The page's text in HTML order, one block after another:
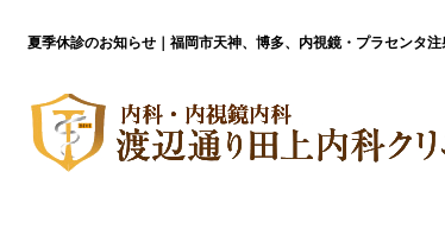
夏季休診のお知らせ｜福岡市天神、博多、内視鏡・プラセンタ